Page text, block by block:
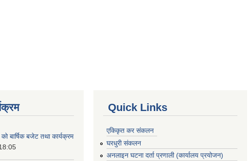
बार्षिक बजेट तथा कार्यक्रम
Quick Links
एकिकृत कर संकलन
घरधुरी संकलन
अनलाइन घटना दर्ता प्रणाली (कार्यालय प्रयोजन)